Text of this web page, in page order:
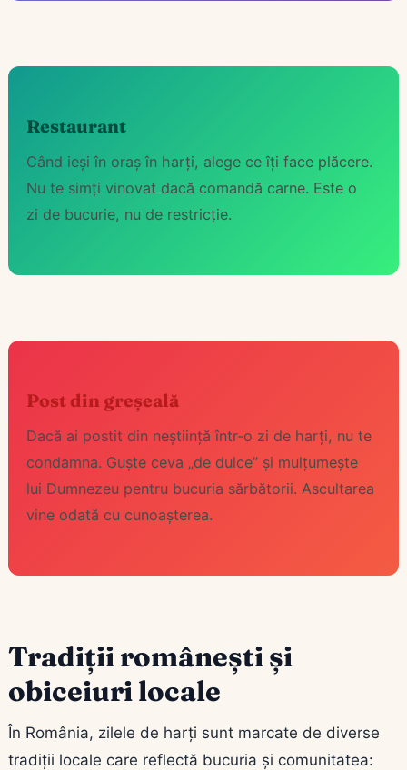
Restaurant
Când ieși în oraș în harți, alege ce îți face plăcere.
Nu te simți vinovat dacă comandă carne. Este o
zi de bucurie, nu de restricție.
Post din greșeală
Dacă ai postit din neștiință într-o zi de harți, nu te
condamna. Guște ceva „de dulce” și mulțumește
lui Dumnezeu pentru bucuria sărbătorii. Ascultarea
vine odată cu cunoașterea.
Tradiții românești și
obiceiuri locale
În România, zilele de harți sunt marcate de diverse
tradiții locale care reflectă bucuria și comunitatea: